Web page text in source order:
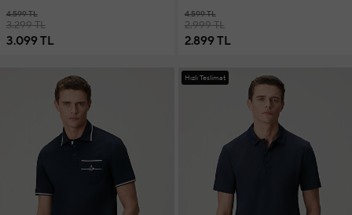
4.599 TL
3.299 TL
3.099 TL
4.599 TL
2.999 TL
2.899 TL
Hızlı Teslimat